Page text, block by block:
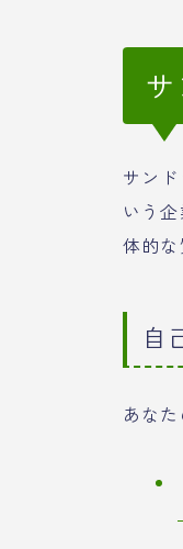
サン
いう
体的
自
あな